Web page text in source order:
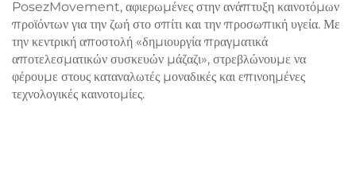
PosezMovement, αφιερωμένες στην ανάπτυξη καινοτόμων
προϊόντων για την ζωή στο σπίτι και την προσωπική υγεία. Με
την κεντρική αποστολή «δημιουργία πραγματικά
αποτελεσματικών συσκευών μάζαζι», στρεβλώνουμε να
φέρουμε στους καταναλωτές μοναδικές και επινοημένες
τεχνολογικές καινοτομίες.